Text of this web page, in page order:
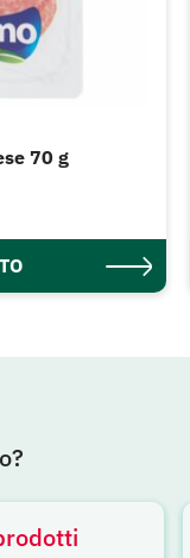
70 g